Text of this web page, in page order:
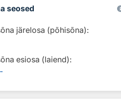
seosed
järelosa (põhisõna):
esiosa (laiend):